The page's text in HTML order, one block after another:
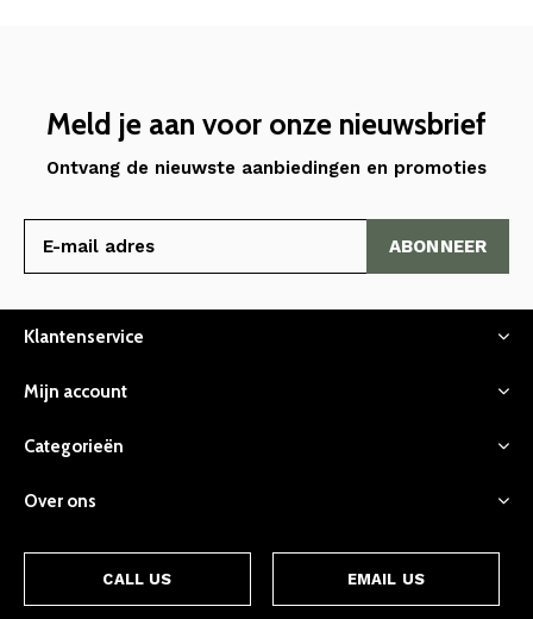
Meld je aan voor onze nieuwsbrief
Ontvang de nieuwste aanbiedingen en promoties
ABONNEER
Klantenservice
Mijn account
Categorieën
Over ons
CALL US EMAIL US